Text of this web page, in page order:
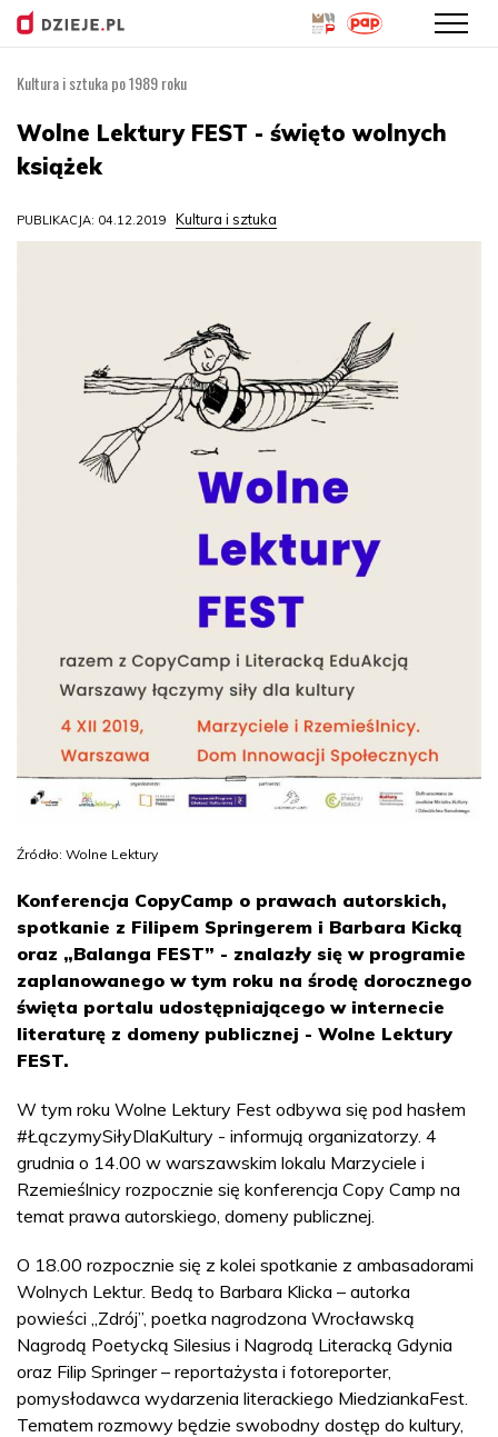
treści
Kultura i sztuka po 1989 roku
Wolne Lektury FEST - święto wolnych
książek
PUBLIKACJA: 04.12.2019 Kultura i sztuka
Źródło: Wolne Lektury
Konferencja CopyCamp o prawach autorskich,
spotkanie z Filipem Springerem i Barbara Kicką
oraz „Balanga FEST” - znalazły się w programie
zaplanowanego w tym roku na środę dorocznego
święta portalu udostępniającego w internecie
literaturę z domeny publicznej - Wolne Lektury
FEST.
W tym roku Wolne Lektury Fest odbywa się pod hasłem
#ŁączymySiłyDlaKultury - informują organizatorzy. 4
grudnia o 14.00 w warszawskim lokalu Marzyciele i
Rzemieślnicy rozpocznie się konferencja Copy Camp na
temat prawa autorskiego, domeny publicznej.
O 18.00 rozpocznie się z kolei spotkanie z ambasadorami
Wolnych Lektur. Bedą to Barbara Klicka – autorka
powieści „Zdrój”, poetka nagrodzona Wrocławską
Nagrodą Poetycką Silesius i Nagrodą Literacką Gdynia
oraz Filip Springer – reportażysta i fotoreporter,
pomysłodawca wydarzenia literackiego MiedziankaFest.
Tematem rozmowy będzie swobodny dostęp do kultury,